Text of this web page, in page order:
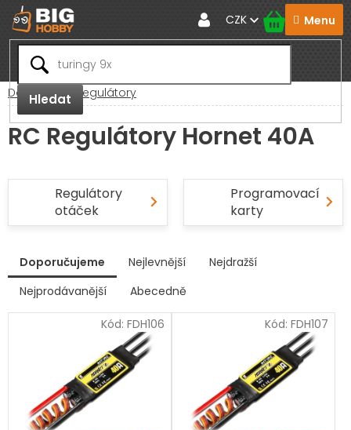
Přejít
na
obsah
Hledat
CZK
Domů RC Regulátory
RC Regulátory Hornet 40A
Regulátory
otáček
Programovací
karty
a
Doporučujeme Nejlevnější
Nejdražší
Nejprodávanější
Abecedně
ý
i
Kód: FDH106 Kód: FDH107